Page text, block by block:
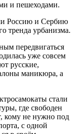
и пешеходами.
Россию и Сербию
тренда урбанизма.
передвигаться
уже совсем
русские,
маникюра, а
стали
где свободен
кому не нужно под
с одной